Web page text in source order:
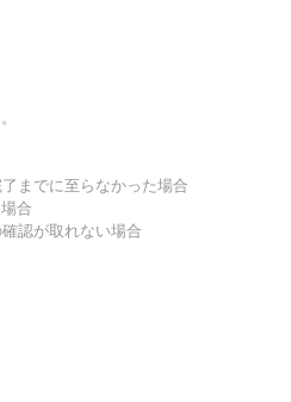
までに至らなかった場合
合
認が取れない場合